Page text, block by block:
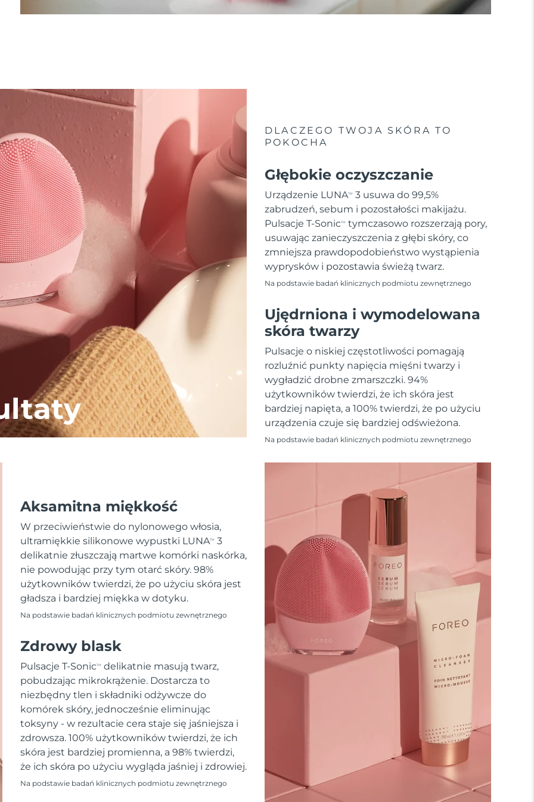
DLACZEGO TWOJA SKÓRA TO
POKOCHA
Głębokie oczyszczanie
Urządzenie LUNATM
3 usuwa do 99,5%
zabrudzeń, sebum i pozostałości makijażu.
Pulsacje T-SonicTM
tymczasowo rozszerzają pory,
usuwając zanieczyszczenia z głębi skóry, co
zmniejsza prawdopodobieństwo wystąpienia
wyprysków i pozostawia świeżą twarz.
Na podstawie badań klinicznych podmiotu zewnętrznego
Ujędrniona i wymodelowana
skóra twarzy
Pulsacje o niskiej częstotliwości pomagają
rozluźnić punkty napięcia mięśni twarzy i
wygładzić drobne zmarszczki. 94%
użytkowników twierdzi, że ich skóra jest
bardziej napięta, a 100% twierdzi, że po użyciu
urządzenia czuje się bardziej odświeżona.
Na podstawie badań klinicznych podmiotu zewnętrznego
Aksamitna miękkość
W przeciwieństwie do nylonowego włosia,
ultramiękkie silikonowe wypustki LUNATM
3
delikatnie złuszczają martwe komórki naskórka,
nie powodując przy tym otarć skóry. 98%
użytkowników twierdzi, że po użyciu skóra jest
gładsza i bardziej miękka w dotyku.
Na podstawie badań klinicznych podmiotu zewnętrznego
Zdrowy blask
Pulsacje T-SonicTM
delikatnie masują twarz,
pobudzając mikrokrążenie. Dostarcza to
niezbędny tlen i składniki odżywcze do
komórek skóry, jednocześnie eliminując
toksyny - w rezultacie cera staje się jaśniejsza i
zdrowsza. 100% użytkowników twierdzi, że ich
skóra jest bardziej promienna, a 98% twierdzi,
że ich skóra po użyciu wygląda jaśniej i zdrowiej.
Na podstawie badań klinicznych podmiotu zewnętrznego